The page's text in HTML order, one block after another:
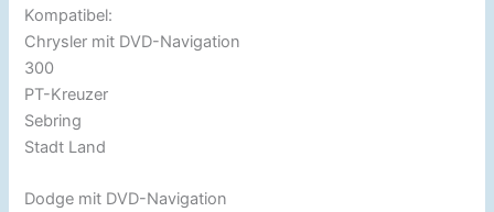
Kompatibel:
Chrysler mit DVD-Navigation
300
PT-Kreuzer
Sebring
Stadt Land
Dodge mit DVD-Navigation